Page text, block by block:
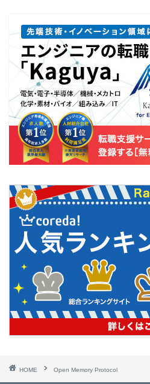
HOME Open Memory Protocol